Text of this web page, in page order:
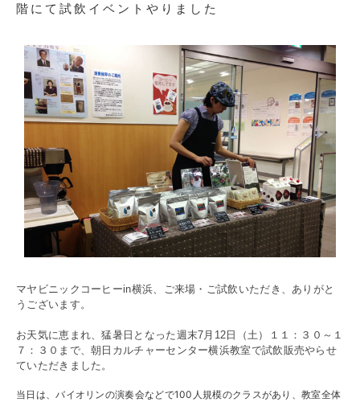
階にて試飲イベントやりました
マヤビニックコーヒーin横浜、ご来場・ご試飲いただき、ありがと
うございます。
お天気に恵まれ、猛暑日となった週末7月12日（土）１１：３０～１
７：３０まで、朝日カルチャーセンター横浜教室で試飲販売やらせ
ていただきました。
当日は、バイオリンの演奏会などで100人規模のクラスがあり、教室全体